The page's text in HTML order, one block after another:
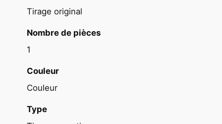
m
Tirage original
Nombre de pièces
1
Couleur
Couleur
Type